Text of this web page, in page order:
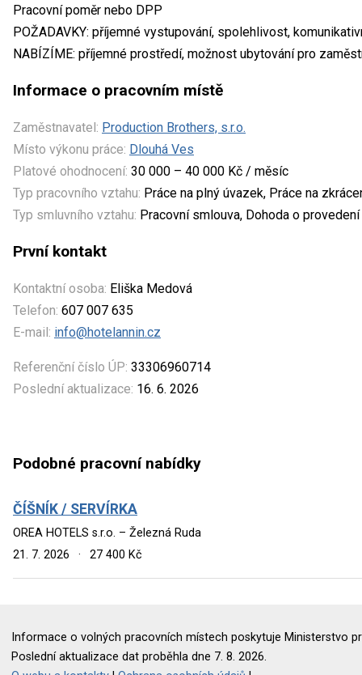
Pracovní poměr nebo DPP
POŽADAVKY: příjemné vystupování, spolehlivost,
NABÍZÍME: příjemné prostředí, možnost ubytování pro
Informace o pracovním místě
Zaměstnavatel: Production Brothers, s.r.o.
Místo výkonu práce: Dlouhá Ves
Platové ohodnocení: 30 000 – 40 000 Kč / měsíc
Typ pracovního vztahu: Práce na plný úvazek, Práce na
Typ smluvního vztahu: Pracovní smlouva, Dohoda o
První kontakt
Kontaktní osoba: Eliška Medová
Telefon: 607 007 635
E-mail: info@hotelannin.cz
Referenční číslo ÚP: 33306960714
Poslední aktualizace: 16. 6. 2026
Podobné pracovní nabídky
ČÍŠNÍK / SERVÍRKA
OREA HOTELS s.r.o. – Železná Ruda
21. 7. 2026
· 27 400 Kč
Informace o volných pracovních místech poskytuje Ministerstvo
Poslední aktualizace dat proběhla dne 7. 8. 2026.